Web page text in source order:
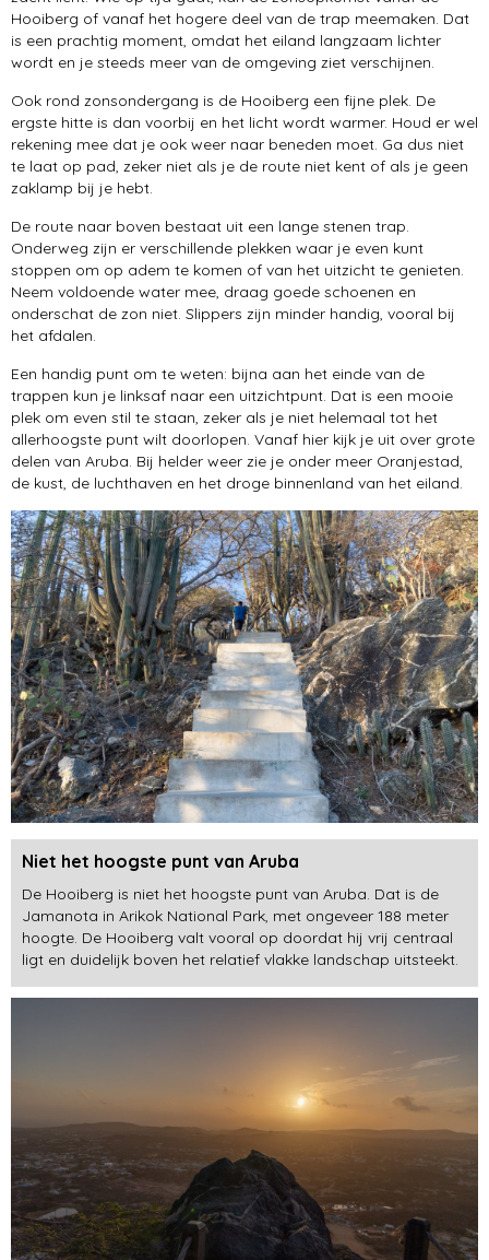
Hooiberg of vanaf het hogere deel van de trap meemaken. Dat
is een prachtig moment, omdat het eiland langzaam lichter
wordt en je steeds meer van de omgeving ziet verschijnen.
Ook rond zonsondergang is de Hooiberg een fijne plek. De
ergste hitte is dan voorbij en het licht wordt warmer. Houd er wel
rekening mee dat je ook weer naar beneden moet. Ga dus niet
te laat op pad, zeker niet als je de route niet kent of als je geen
zaklamp bij je hebt.
De route naar boven bestaat uit een lange stenen trap.
Onderweg zijn er verschillende plekken waar je even kunt
stoppen om op adem te komen of van het uitzicht te genieten.
Neem voldoende water mee, draag goede schoenen en
onderschat de zon niet. Slippers zijn minder handig, vooral bij
het afdalen.
Een handig punt om te weten: bijna aan het einde van de
trappen kun je linksaf naar een uitzichtpunt. Dat is een mooie
plek om even stil te staan, zeker als je niet helemaal tot het
allerhoogste punt wilt doorlopen. Vanaf hier kijk je uit over grote
delen van Aruba. Bij helder weer zie je onder meer Oranjestad,
de kust, de luchthaven en het droge binnenland van het eiland.
Niet het hoogste punt van Aruba
De Hooiberg is niet het hoogste punt van Aruba. Dat is de
Jamanota in Arikok National Park, met ongeveer 188 meter
hoogte. De Hooiberg valt vooral op doordat hij vrij centraal
ligt en duidelijk boven het relatief vlakke landschap uitsteekt.